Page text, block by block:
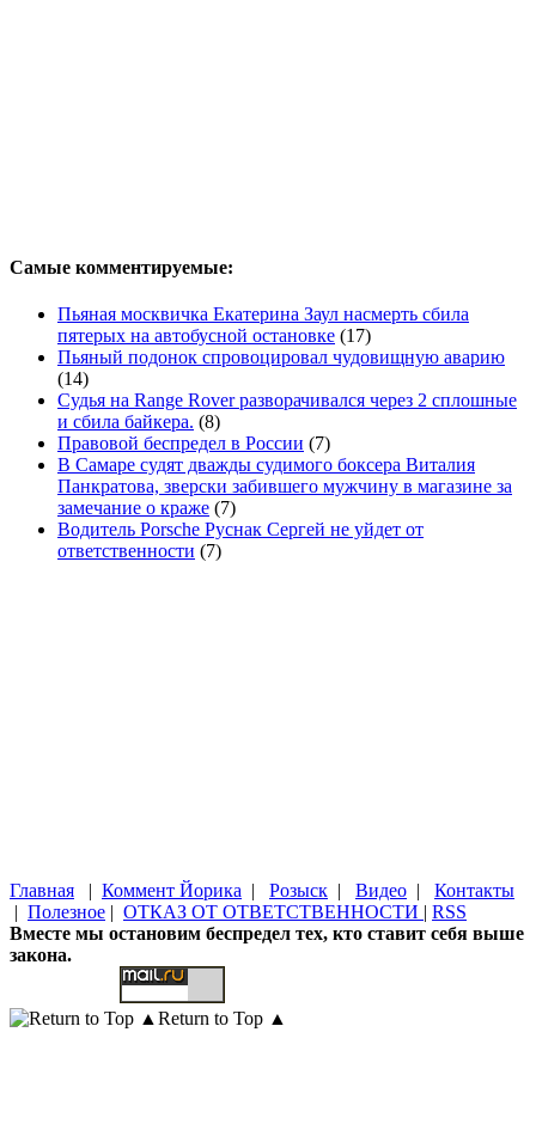
Самые комментируемые:
Пьяная москвичка Екатерина Заул насмерть сбила
пятерых на автобусной остановке (17)
Пьяный подонок спровоцировал чудовищную аварию
(14)
Судья на Range Rover разворачивался через 2 сплошные
и сбила байкера. (8)
Правовой беспредел в России (7)
В Самаре судят дважды судимого боксера Виталия
Панкратова, зверски забившего мужчину в магазине за
замечание о краже (7)
Водитель Porsche Руснак Сергей не уйдет от
ответственности (7)
Главная | Коммент Йорика | Розыск | Видео | Контакты
| Полезное | ОТКАЗ ОТ ОТВЕТСТВЕННОСТИ | RSS
Вместе мы остановим беспредел тех, кто ставит себя выше
закона.
Return to Top ▲